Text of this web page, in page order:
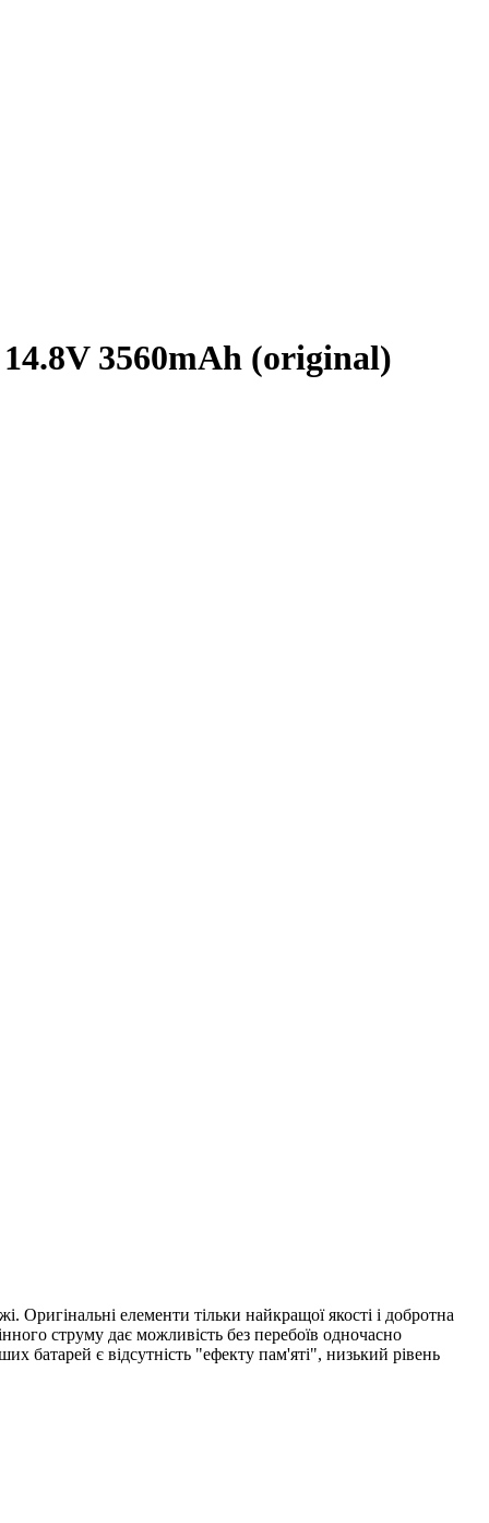
3560mAh (original)
Оригінальні елементи тільки найкращої якості і добротна
струму дає можливість без перебоїв одночасно
батарей є відсутність "ефекту пам'яті", низький рівень